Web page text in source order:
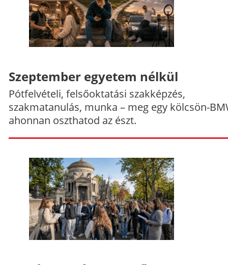
Szeptember egyetem nélkül
Pótfelvételi, felsőoktatási szakképzés,
szakmatanulás, munka – meg egy kölcsön-
ahonnan oszthatod az észt.